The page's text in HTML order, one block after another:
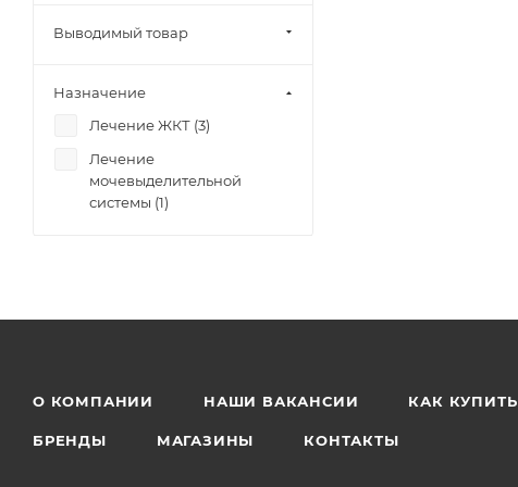
Выводимый товар
Назначение
Лечение ЖКТ (3)
Лечение
мочевыделительной
системы (1)
О КОМПАНИИ НАШИ ВАКАНСИИ КАК КУПИТЬ
БРЕНДЫ МАГАЗИНЫ КОНТАКТЫ